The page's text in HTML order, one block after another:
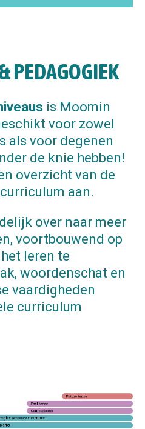
PEDAGOGIEK
is Moomin
voor zowel
als voor degenen
de knie hebben!
overzicht van de
aan.
over naar meer
voortbouwend op
leren te
woordenschat en
vaardigheden
curriculum